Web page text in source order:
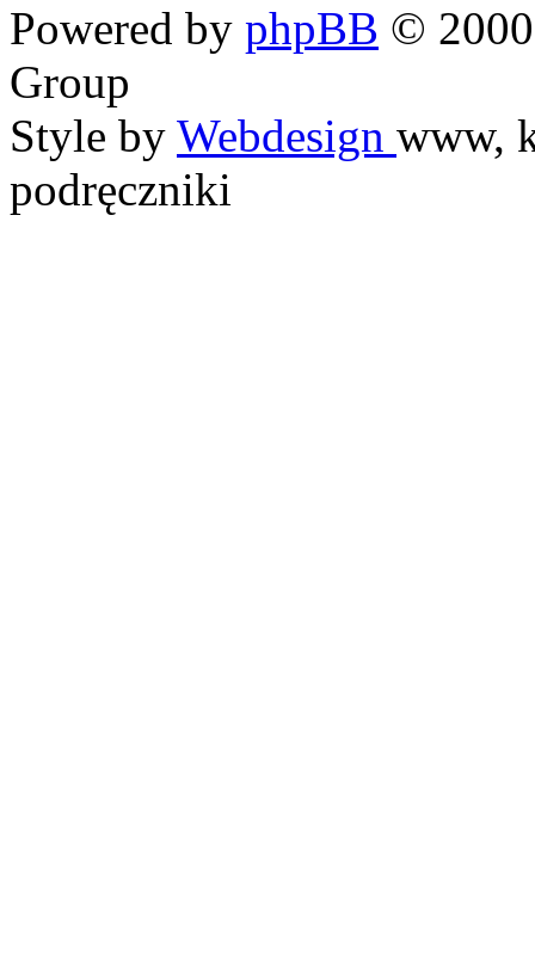
Powered by phpBB ©
Group
Style by Webdesign www,
podręczniki